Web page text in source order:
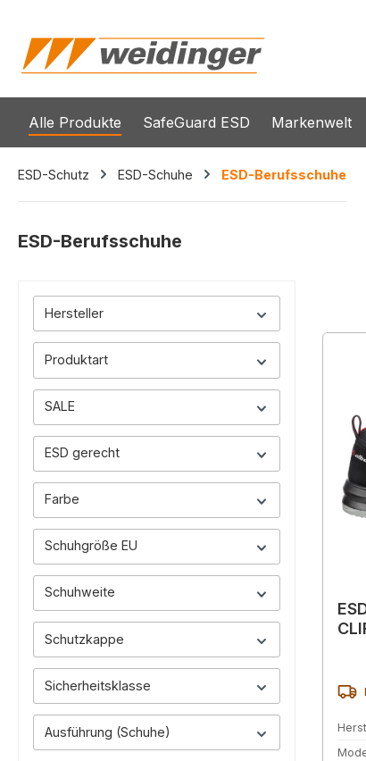
Alle Produkte SafeGuard ESD Markenwelt
ESD-Schutz ESD-Schuhe ESD-Berufsschuhe
ESD-Berufsschuhe
Hersteller
Produktart
SALE
ESD gerecht
Farbe
Schuhgröße EU
Schuhweite
Schutzkappe
Sicherheitsklasse
Ausführung (Schuhe)